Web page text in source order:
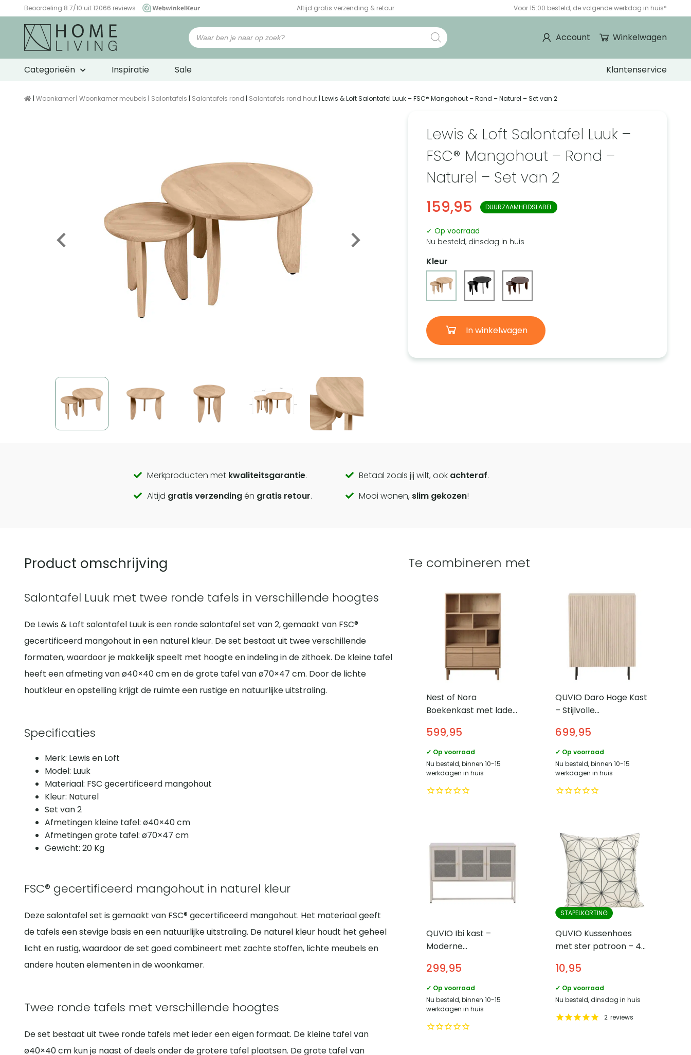
Beoordeling 8.7/10 uit 12066 reviews
WebwinkelKeur
Altijd gratis verzending & retour Voor 15:00 besteld, de volgende werkdag in huis*
Winkelwagen
Account
Categorieën Inspiratie Sale Klantenservice
| Woonkamer | Woonkamer meubels | Salontafels | Salontafels rond | Salontafels rond hout | Lewis & Loft Salontafel Luuk – FSC® Mangohout – Rond – Naturel – Set van 2
Lewis & Loft Salontafel Luuk –
FSC® Mangohout – Rond –
Naturel – Set van 2
159,95
DUURZAAMHEIDSLABEL
✓ Op voorraad
Nu besteld, dinsdag in huis
Kleur
In winkelwagen
Call
to
Merkproducten met kwaliteitsgarantie. Betaal zoals jij wilt, ook achteraf.
Altijd gratis verzendingén gratis retour. Mooi wonen, slim gekozen!
Product omschrijving
Salontafel Luuk met twee ronde tafels in verschillende hoogtes
De Lewis & Loft salontafel Luuk is een ronde salontafel set van 2, gemaakt van FSC®
gecertificeerd mangohout in een naturel kleur. De set bestaat uit twee verschillende
formaten, waardoor je makkelijk speelt met hoogte en indeling in de zithoek. De kleine tafel
heeft een afmeting van ø40×40 cm en de grote tafel van ø70×47 cm. Door de lichte
houtkleur en opstelling krijgt de ruimte een rustige en natuurlijke uitstraling.
Specificaties
Merk: Lewis en Loft
Model: Luuk
Materiaal: FSC gecertificeerd mangohout
Kleur: Naturel
Set van 2
Afmetingen kleine tafel: ø40×40 cm
Afmetingen grote tafel: ø70×47 cm
Gewicht: 20 Kg
FSC® gecertificeerd mangohout in naturel kleur
Deze salontafel set is gemaakt van FSC® gecertificeerd mangohout. Het materiaal geeft
de tafels een stevige basis en een natuurlijke uitstraling. De naturel kleur houdt het geheel
licht en rustig, waardoor de set goed combineert met zachte stoffen, lichte meubels en
andere houten elementen in de woonkamer.
Twee ronde tafels met verschillende hoogtes
De set bestaat uit twee ronde tafels met ieder een eigen formaat. De kleine tafel van
ø40×40 cm kun je naast of deels onder de grotere tafel plaatsen. De grote tafel van
Te combineren met
Nest of Nora
Boekenkast met lades
Vera – Eikenfineer –
Naturel
599,95
✓ Op voorraad
Nu besteld, binnen 10-15
werkdagen in huis
QUVIO Daro Hoge Kast
– Stijlvolle
Whitewash Eikenfineer
699,95
✓ Op voorraad
Nu besteld, binnen 10-15
werkdagen in huis
QUVIO Ibi kast –
Moderne
Industrieel ontwerp –
Beige staal
299,95
✓ Op voorraad
Nu besteld, binnen 10-15
werkdagen in huis
STAPELKORTING
QUVIO Kussenhoes
met ster patroon – 45
10,95
✓ Op voorraad
Nu besteld, dinsdag in huis
2 reviews